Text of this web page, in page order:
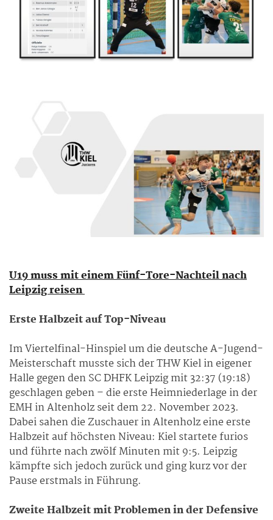
U19 muss mit einem Fünf-Tore-Nachteil nach
Leipzig reisen
Erste Halbzeit auf Top-Niveau
Im Viertelfinal-Hinspiel um die deutsche A-Jugend-
Meisterschaft musste sich der THW Kiel in eigener
Halle gegen den SC DHFK Leipzig mit 32:37 (19:18)
geschlagen geben – die erste Heimniederlage in der
EMH in Altenholz seit dem 22. November 2023.
Dabei sahen die Zuschauer in Altenholz eine erste
Halbzeit auf höchsten Niveau: Kiel startete furios
und führte nach zwölf Minuten mit 9:5. Leipzig
kämpfte sich jedoch zurück und ging kurz vor der
Pause erstmals in Führung.
Zweite Halbzeit mit Problemen in der Defensive